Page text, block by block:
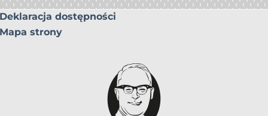
Deklaracja dostępności
Mapa strony